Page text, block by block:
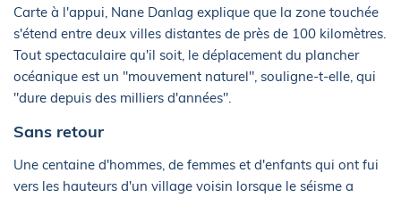
Carte à l'appui, Nane Danlag explique que la zone touchée
s'étend entre deux villes distantes de près de 100 kilomètres.
Tout spectaculaire qu'il soit, le déplacement du plancher
océanique est un "mouvement naturel", souligne-t-elle, qui
"dure depuis des milliers d'années".
Sans retour
Une centaine d'hommes, de femmes et d'enfants qui ont fui
vers les hauteurs d'un village voisin lorsque le séisme a